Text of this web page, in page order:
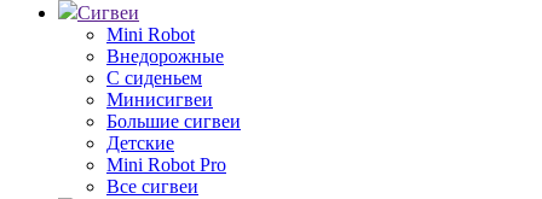
Сигвеи
Mini Robot
Внедорожные
С сиденьем
Минисигвеи
Большие сигвеи
Детские
Mini Robot Pro
Все сигвеи